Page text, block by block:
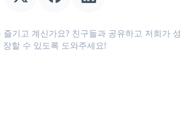
기고 계신가요? 친구들과 공유하고 저희가 성
장할 수 있도록 도와주세요!